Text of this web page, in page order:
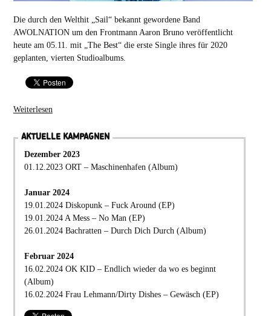
Die durch den Welthit „Sail“ bekannt gewordene Band
AWOLNATION um den Frontmann Aaron Bruno veröffentlicht
heute am 05.11. mit „The Best“ die erste Single ihres für 2020
geplanten, vierten Studioalbums.
Weiterlesen
AKTUELLE KAMPAGNEN
Dezember 2023
01.12.2023 ORT – Maschinenhafen (Album)
Januar 2024
19.01.2024 Diskopunk – Fuck Around (EP)
19.01.2024 A Mess – No Man (EP)
26.01.2024 Bachratten – Durch Dich Durch (Album)
Februar 2024
16.02.2024 OK KID – Endlich wieder da wo es beginnt
(Album)
16.02.2024 Frau Lehmann/Dirty Dishes – Gewäsch (EP)